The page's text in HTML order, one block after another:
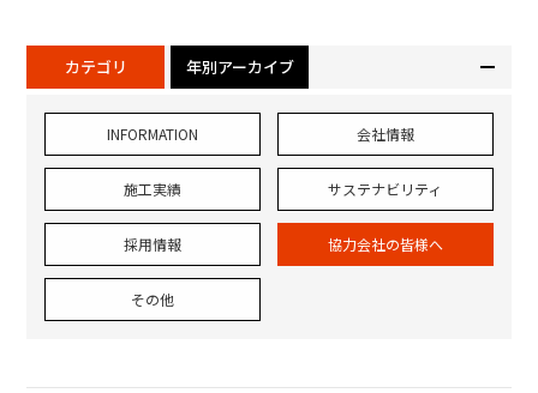
カテゴリ 年別アーカイブ
INFORMATION 会社情報
施工実績 サステナビリティ
採用情報 協力会社の皆様へ
その他